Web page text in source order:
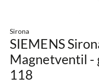
Sirona
SIEMENS
Magnetventil -
118